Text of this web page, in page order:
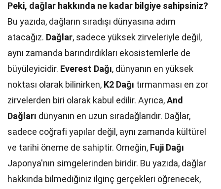
Peki, dağlar hakkında ne kadar bilgiye sahipsiniz?
Bu yazıda, dağların sıradışı dünyasına adım
atacağız. Dağlar, sadece yüksek zirveleriyle değil,
aynı zamanda barındırdıkları ekosistemlerle de
büyüleyicidir. Everest Dağı, dünyanın en yüksek
noktası olarak bilinirken, K2 Dağı tırmanması en zor
zirvelerden biri olarak kabul edilir. Ayrıca,And
Dağları dünyanın en uzun sıradağlarıdır. Dağlar,
sadece coğrafi yapılar değil, aynı zamanda kültürel
ve tarihi öneme de sahiptir. Örneğin, Fuji Dağı
Japonya'nın simgelerinden biridir. Bu yazıda, dağlar
hakkında bilmediğiniz ilginç gerçekleri öğrenecek,